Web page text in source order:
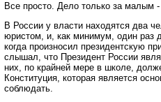
Все просто. Дело только за малым
В России у власти находятся два
юристом, и, как минимум, один раз
когда произносил президентскую
слышал, что Президент России
них, по крайней мере в школе,
Конституция, которая является
соблюдать.